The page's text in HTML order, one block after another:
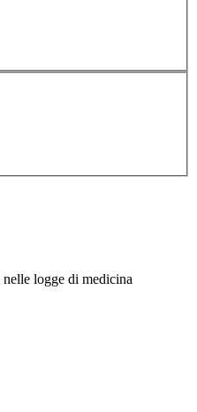
logge di medicina